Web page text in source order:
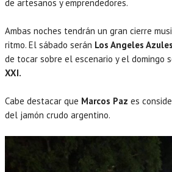
de artesanos y emprendedores.
Ambas noches tendrán un gran cierre
ritmo. El sábado serán Los Angeles
de tocar sobre el escenario y el domingo
XXI.
Cabe destacar que Marcos Paz es
del jamón crudo argentino.